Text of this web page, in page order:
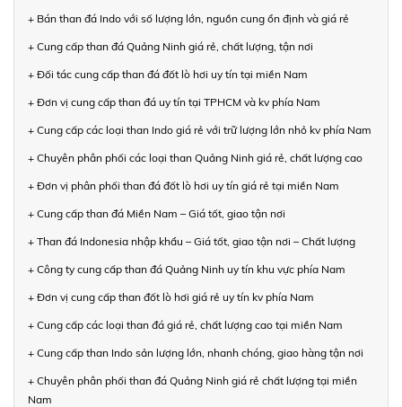
+ Bán than đá Indo với số lượng lớn, nguồn cung ổn định và giá rẻ
+ Cung cấp than đá Quảng Ninh giá rẻ, chất lượng, tận nơi
+ Đối tác cung cấp than đá đốt lò hơi uy tín tại miền Nam
+ Đơn vị cung cấp than đá uy tín tại TPHCM và kv phía Nam
+ Cung cấp các loại than Indo giá rẻ với trữ lượng lớn nhỏ kv phía Nam
+ Chuyên phân phối các loại than Quảng Ninh giá rẻ, chất lượng cao
+ Đơn vị phân phối than đá đốt lò hơi uy tín giá rẻ tại miền Nam
+ Cung cấp than đá Miền Nam – Giá tốt, giao tận nơi
+ Than đá Indonesia nhập khẩu – Giá tốt, giao tận nơi – Chất lượng
+ Công ty cung cấp than đá Quảng Ninh uy tín khu vực phía Nam
+ Đơn vị cung cấp than đốt lò hơi giá rẻ uy tín kv phía Nam
+ Cung cấp các loại than đá giá rẻ, chất lượng cao tại miền Nam
+ Cung cấp than Indo sản lượng lớn, nhanh chóng, giao hàng tận nơi
+ Chuyên phân phối than đá Quảng Ninh giá rẻ chất lượng tại miền
Nam